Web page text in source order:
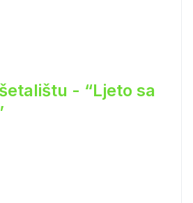
- “Ljeto sa